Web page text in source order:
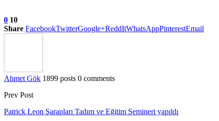
0 10
Share FacebookTwitterGoogle+ReddItWhatsAppPinterestEmail
Ahmet Gök 1899 posts 0 comments
Prev Post
Patrick Leon Şarapları Tadım ve Eğitim Semineri yapıldı